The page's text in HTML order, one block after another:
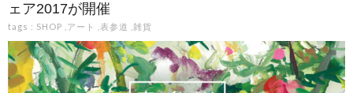
ェア2017が開催
tags : SHOP アート 表参道 雑貨